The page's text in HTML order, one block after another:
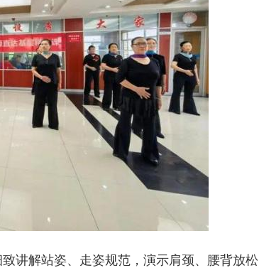
讲解站姿、走姿规范，演示肩颈、腰背放松